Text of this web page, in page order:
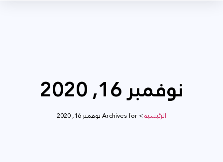
نوفمبر 16, 2020
الرئيسية>Archives for نوفمبر 16, 2020